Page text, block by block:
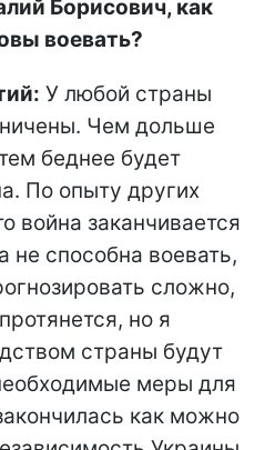
Борисович, как
воевать?
У любой страны
Чем дольше
беднее будет
По опыту других
война заканчивается
не способна воевать,
сложно,
но я
страны будут
меры для
как можно